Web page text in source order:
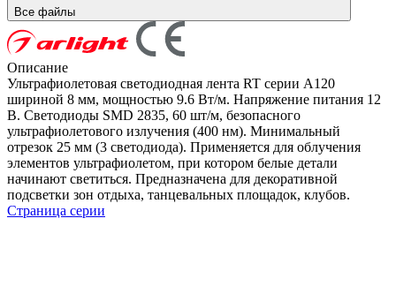
Все файлы
Описание
Ультрафиолетовая светодиодная лента RT серии A120
шириной 8 мм, мощностью 9.6 Вт/м. Напряжение питания 12
В. Светодиоды SMD 2835, 60 шт/м, безопасного
ультрафиолетового излучения (400 нм). Минимальный
отрезок 25 мм (3 светодиода). Применяется для облучения
элементов ультрафиолетом, при котором белые детали
начинают светиться. Предназначена для декоративной
подсветки зон отдыха, танцевальных площадок, клубов.
Страница серии